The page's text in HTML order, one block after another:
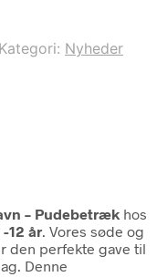
Kategori: Nyheder
– Pudebetræk hos
-12 år. Vores søde og
den perfekte gave til
Denne